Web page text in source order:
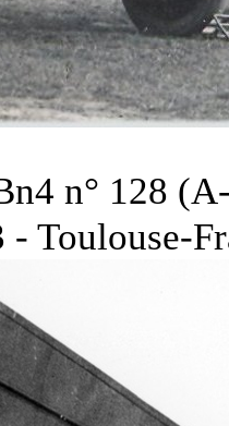
n° 128
- Toulouse-